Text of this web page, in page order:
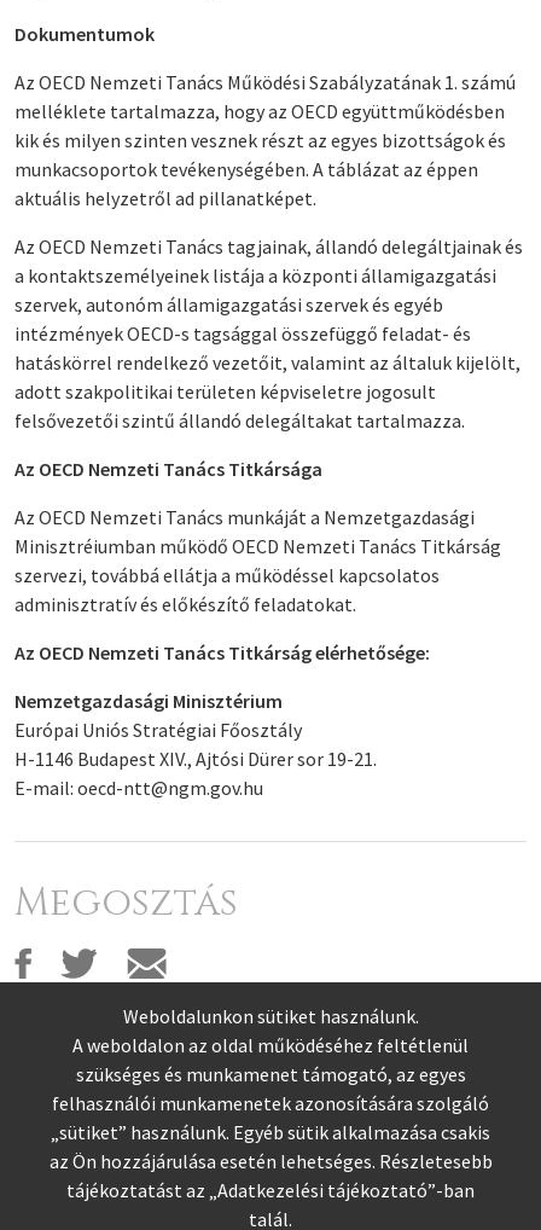
Dokumentumok
Az OECD Nemzeti Tanács Működési Szabályzatának 1. számú
melléklete tartalmazza, hogy az OECD együttműködésben
kik és milyen szinten vesznek részt az egyes bizottságok és
munkacsoportok tevékenységében. A táblázat az éppen
aktuális helyzetről ad pillanatképet.
Az OECD Nemzeti Tanács tagjainak, állandó delegáltjainak és
a kontaktszemélyeinek listája a központi államigazgatási
szervek, autonóm államigazgatási szervek és egyéb
intézmények OECD-s tagsággal összefüggő feladat- és
hatáskörrel rendelkező vezetőit, valamint az általuk kijelölt,
adott szakpolitikai területen képviseletre jogosult
felsővezetői szintű állandó delegáltakat tartalmazza.
Az OECD Nemzeti Tanács Titkársága
Az OECD Nemzeti Tanács munkáját a Nemzetgazdasági
Minisztréiumban működő OECD Nemzeti Tanács Titkárság
szervezi, továbbá ellátja a működéssel kapcsolatos
adminisztratív és előkészítő feladatokat.
Az OECD Nemzeti Tanács Titkárság elérhetősége:
Nemzetgazdasági Minisztérium
Európai Uniós Stratégiai Főosztály
H-1146 Budapest XIV., Ajtósi Dürer sor 19-21.
E-mail: oecd-ntt@ngm.gov.hu
Megosztás
Weboldalunkon sütiket használunk.
A weboldalon az oldal működéséhez feltétlenül
szükséges és munkamenet támogató, az egyes
felhasználói munkamenetek azonosítására szolgáló
„sütiket” használunk. Egyéb sütik alkalmazása csakis
az Ön hozzájárulása esetén lehetséges. Részletesebb
tájékoztatást az „Adatkezelési tájékoztató”-ban
talál.